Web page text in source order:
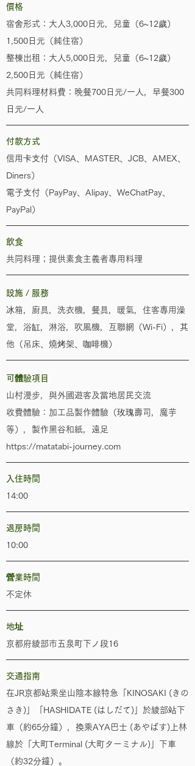
價格
宿舍形式：大人3,000日元，兒童（6~12歲）
1,500日元（純住宿）
整棟出租：大人5,000日元，兒童（6~12歲）
2,500日元（純住宿）
共同料理材料費：晚餐700日元/一人，早餐300
日元/一人
付款方式
信用卡支付（VISA、MASTER、JCB、AMEX、
Diners）
電子支付（PayPay、Alipay、WeChatPay、
PayPal）
飲食
共同料理；提供素食主義者專用料理
設施 / 服務
冰箱，廚具，洗衣機，餐具，暖氣，住客專用澡
堂，浴缸，淋浴，吹風機，互聯網（Wi-Fi），其
他（吊床、燒烤架、咖啡機）
可體驗項目
山村漫步，與外國遊客及當地居民交流
收費體驗：加工品製作體驗（玫瑰壽司，魔芋
等），製作黑谷和紙，遠足
https://matatabi-journey.com
入住時間
14:00
退房時間
10:00
營業時間
不定休
地址
京都府綾部市五泉町下ノ段16
​交通指南
在JR京都站乘坐山陰本線特急「KINOSAKI (きの
さき)」「HASHIDATE (はしだて)」於綾部站下
車（約65分鐘），換乘AYA巴士 (あやばす)上林
線於「大町Terminal (大町ターミナル)」下車
（約32分鐘）。